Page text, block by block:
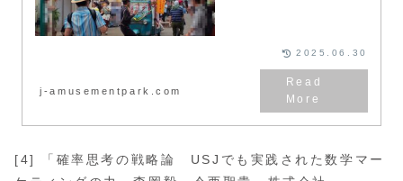
か。刀のこれまでの実績を確認し
j-amusementpark.com
2025.06.30
[4] 「確率思考の戦略論 USJでも実践された数学マー